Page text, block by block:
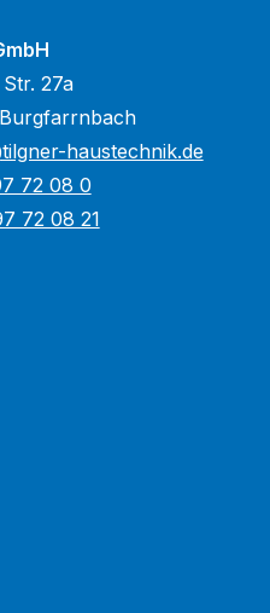
27a
haustechnik.de
72 08 0
72 08 21